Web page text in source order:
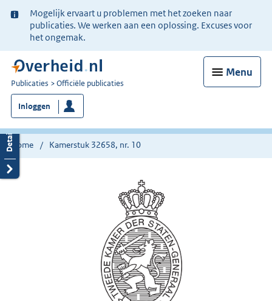
Ter
informatie:
Mogelijk ervaart u problemen met het zoeken naar
publicaties. We werken aan een oplossing. Excuses voor
het ongemak.
Menu
U
bent
nu
hier:
Publicaties Officiële publicaties
Inloggen
Home Kamerstuk 32658, nr. 10